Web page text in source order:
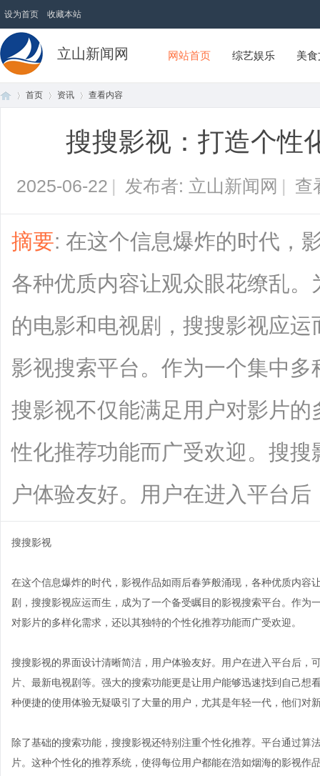
设为首页 收藏本站
立山新闻网 网站首页 综艺娱乐 美
首页 资讯
›
查看内容
搜搜影视：打造个性
2025-06-22 | 发布者: 立山新闻网 | 查
摘要: 在这个信息爆炸的时代，
各种优质内容让观众眼花缭乱
的电影和电视剧，搜搜影视应
影视搜索平台。作为一个集中
搜影视不仅能满足用户对影片
性化推荐功能而广受欢迎。搜
户体验友好。用户在进入平台
搜搜影视
在这个信息爆炸的时代，影视作品如雨后春笋般涌现，各种优质内容
剧，搜搜影视应运而生，成为了一个备受瞩目的影视搜索平台。作
对影片的多样化需求，还以其独特的个性化推荐功能而广受欢迎。
搜搜影视的界面设计清晰简洁，用户体验友好。用户在进入平台后，
片、最新电视剧等。强大的搜索功能更是让用户能够迅速找到自己
种便捷的使用体验无疑吸引了大量的用户，尤其是年轻一代，他们对
除了基础的搜索功能，搜搜影视还特别注重个性化推荐。平台通过
片。这种个性化的推荐系统，使得每位用户都能在浩如烟海的影视